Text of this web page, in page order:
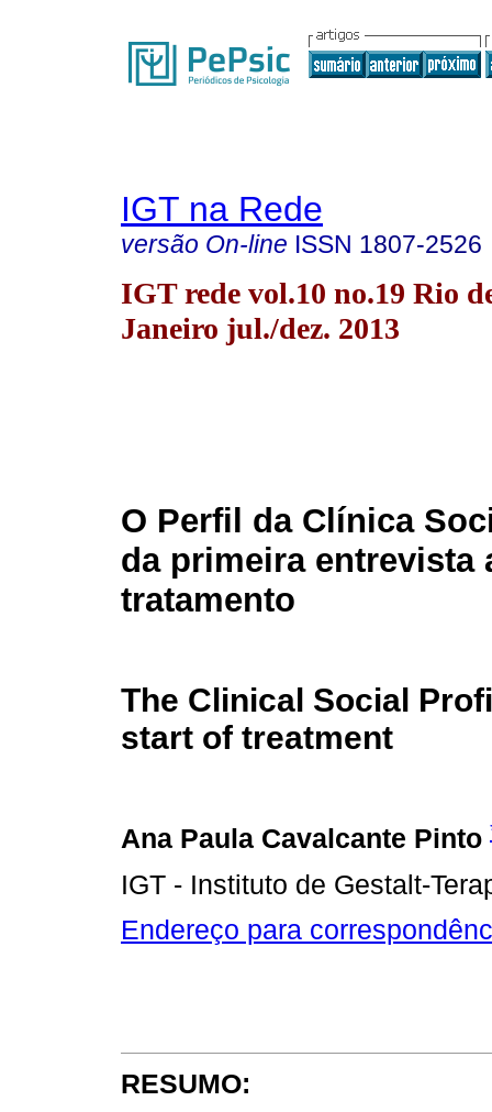
IGT na Rede
versão On-line ISSN 1807-2526
IGT rede vol.10 no.19 Rio
Janeiro jul./dez. 2013
O Perfil da Clínica
da primeira entrevista
tratamento
The Clinical Social
start of treatment
Ana Paula Cavalcante Pinto
IGT - Instituto de Gestalt-
Endereço para
RESUMO: